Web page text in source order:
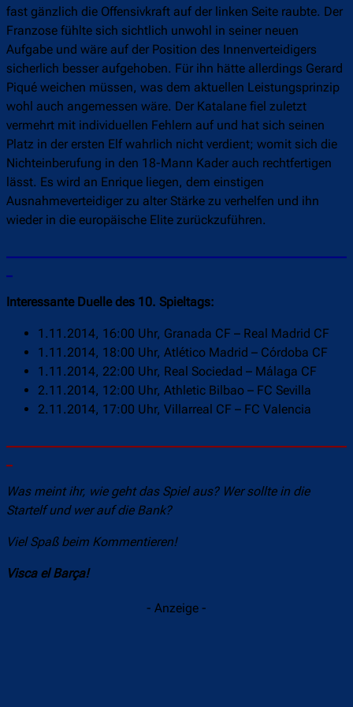
fast gänzlich die Offensivkraft auf der linken Seite raubte. Der
Franzose fühlte sich sichtlich unwohl in seiner neuen
Aufgabe und wäre auf der Position des Innenverteidigers
sicherlich besser aufgehoben. Für ihn hätte allerdings Gerard
Piqué weichen müssen, was dem aktuellen Leistungsprinzip
wohl auch angemessen wäre. Der Katalane fiel zuletzt
vermehrt mit individuellen Fehlern auf und hat sich seinen
Platz in der ersten Elf wahrlich nicht verdient; womit sich die
Nichteinberufung in den 18-Mann Kader auch rechtfertigen
lässt. Es wird an Enrique liegen, dem einstigen
Ausnahmeverteidiger zu alter Stärke zu verhelfen und ihn
wieder in die europäische Elite zurückzuführen.
Interessante Duelle des 10. Spieltags:
1.11.2014, 16:00 Uhr, Granada CF – Real Madrid CF
1.11.2014, 18:00 Uhr, Atlético Madrid – Córdoba CF
1.11.2014, 22:00 Uhr, Real Sociedad – Málaga CF
2.11.2014, 12:00 Uhr, Athletic Bilbao – FC Sevilla
2.11.2014, 17:00 Uhr, Villarreal CF – FC Valencia
Was meint ihr, wie geht das Spiel aus? Wer sollte in die
Startelf und wer auf die Bank?
Viel Spaß beim Kommentieren!
Visca el Barça!
- Anzeige -